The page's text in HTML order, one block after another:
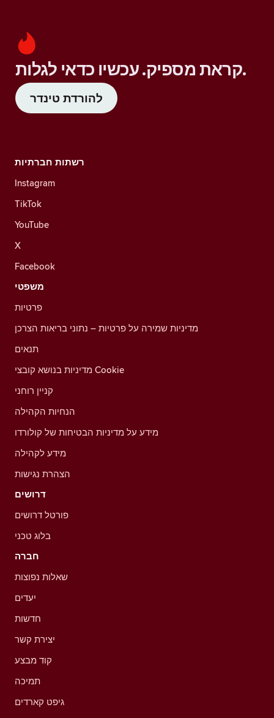
קראת מספיק. עכשיו כדאי לגלות.
להורדת טינדר
רשתות חברתיות
Instagram
TikTok
YouTube
X
Facebook
משפטי
פרטיות
מדיניות שמירה על פרטיות – נתוני בריאות הצרכן
תנאים
מדיניות בנושא קובצי Cookie
קניין רוחני
הנחיות הקהילה
מידע על מדיניות הבטיחות של קולורדו
מידע לקהילה
הצהרת נגישות
דרושים
פורטל דרושים
בלוג טכני
חברה
שאלות נפוצות
יעדים
חדשות
יצירת קשר
קוד מבצע
תמיכה
גיפט קארדים